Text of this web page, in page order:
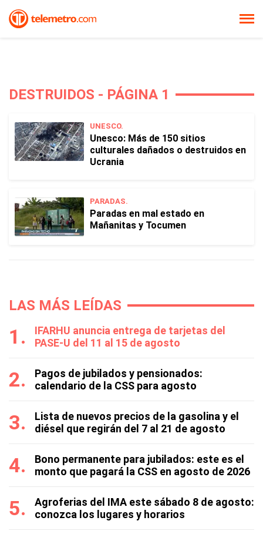
DESTRUIDOS - PÁGINA 1
UNESCO.
Unesco: Más de 150 sitios
culturales dañados o destruidos en
Ucrania
PARADAS.
Paradas en mal estado en
Mañanitas y Tocumen
LAS MÁS LEÍDAS
IFARHU anuncia entrega de tarjetas del
PASE-U del 11 al 15 de agosto
Pagos de jubilados y pensionados:
calendario de la CSS para agosto
Lista de nuevos precios de la gasolina y el
diésel que regirán del 7 al 21 de agosto
Bono permanente para jubilados: este es el
monto que pagará la CSS en agosto de 2026
Agroferias del IMA este sábado 8 de agosto:
conozca los lugares y horarios